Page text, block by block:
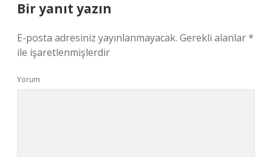
Bir yanıt yazın
E-posta adresiniz yayınlanmayacak. Gerekli alanlar*
ile işaretlenmişlerdir
Yorum